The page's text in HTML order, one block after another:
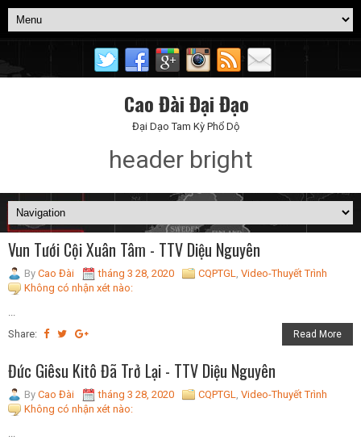
Cao Đài Đại Đạo
Đại Dạo Tam Kỳ Phổ Dộ
header bright
Vun Tưới Cội Xuân Tâm - TTV Diệu Nguyên
By Cao Đài tháng 3 28, 2020 CQPTGL, Video-Thuyết Trình
Không có nhận xét nào:
...
Share:
Read More
Đức Giêsu Kitô Đã Trở Lại - TTV Diệu Nguyên
By Cao Đài tháng 3 28, 2020 CQPTGL, Video-Thuyết Trình
Không có nhận xét nào:
...